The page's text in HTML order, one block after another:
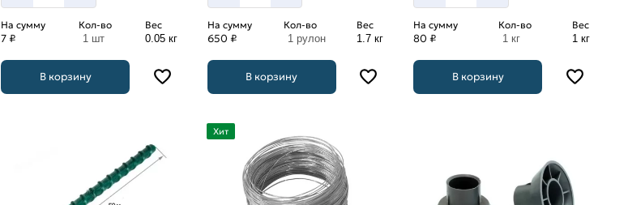
На сумму
7 ₽
Кол-во
1 шт
Вес
0.05 кг
В корзину
На сумму
650 ₽
Кол-во
1 рулон
Вес
1.7 кг
В корзину
На сумму
80 ₽
Кол-во
1 кг
Вес
1 кг
В корзину
Хит